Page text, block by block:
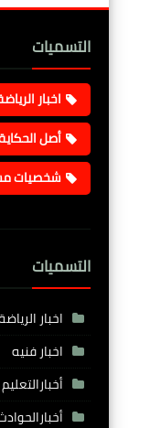
التسميات
اخبار
أصل
شخصيات
التسميات
اخبار
اخبار فنيه
أخبارالتعليم